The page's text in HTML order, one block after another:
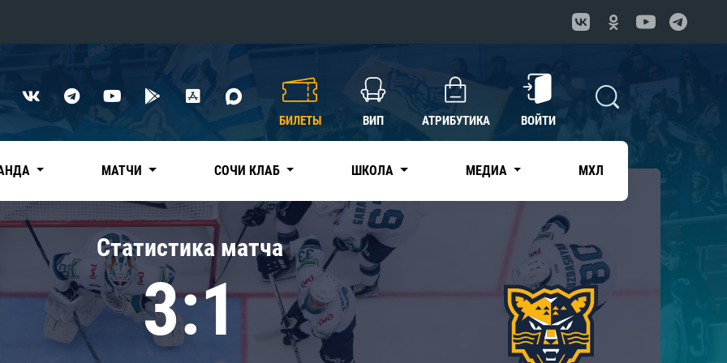
Нефтехимик
Дивизион Чернышева
Авангард
Адмирал
КХЛ
БИЛЕТЫ ВИП АТРИБУТИКА ВОЙТИ
МАТЧИ СОЧИ КЛАБ ШКОЛА МЕДИА МХЛ
Статистика матча
3:1